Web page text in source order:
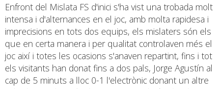
Enfront del Mislata FS d'inici s'ha vist una trobada molt
intensa i d'alternances en el joc, amb molta rapidesa i
imprecisions en tots dos equips, els mislaters són els
que en certa manera i per qualitat controlaven més el
joc així i totes les ocasions s'anaven repartint, fins i tot
els visitants han donat fins a dos pals, Jorge Agustín al
cap de 5 minuts a lloc 0-1 l'electrònic donant un altre